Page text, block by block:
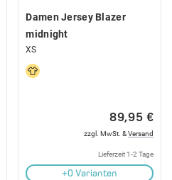
Damen Jersey Blazer
midnight
XS
89,95 €
zzgl. MwSt. &Versand
Lieferzeit 1-2 Tage
+0 Varianten